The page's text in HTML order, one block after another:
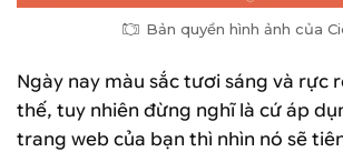
Bản quyền hình ảnh của
Ngày nay màu sắc tươi sáng và rực
thế, tuy nhiên đừng nghĩ là cứ áp
trang web của bạn thì nhìn nó sẽ